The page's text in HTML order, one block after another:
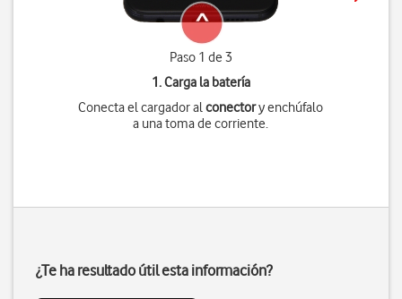
Paso 1 de 3
1. Carga la batería
Conecta el cargador alconectory enchúfalo
a una toma de corriente.
¿Te ha resultado útil esta información?